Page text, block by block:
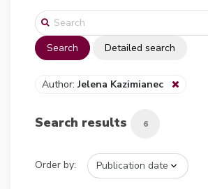
Search Detailed search
Author:Jelena Kazimianec
Search results 6
Order by: